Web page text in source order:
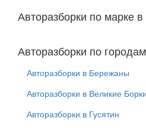
Авторазборки по марке в
Авторазборки по
Авторазборки в Бережаны
Авторазборки в Великие Борки
Авторазборки в Гусятин